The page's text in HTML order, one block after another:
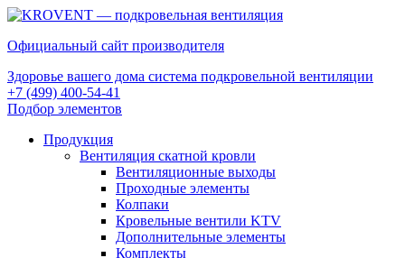
Официальный сайт производителя
Здоровье вашего дома система подкровельной вентиляции
+7 (499) 400-54-41
Подбор элементов
Продукция
Вентиляция скатной кровли
Вентиляционные выходы
Проходные элементы
Колпаки
Кровельные вентили KTV
Дополнительные элементы
Комплекты